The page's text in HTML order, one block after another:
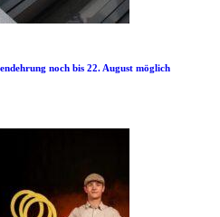
noch bis 22. August möglich